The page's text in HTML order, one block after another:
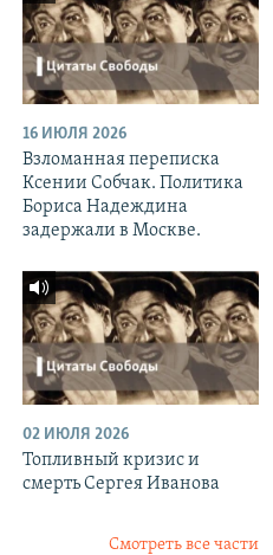
16 ИЮЛЯ 2026
Взломанная переписка
Ксении Собчак. Политика
Бориса Надеждина
задержали в Москве.
02 ИЮЛЯ 2026
Топливный кризис и
смерть Сергея Иванова
Смотреть все части